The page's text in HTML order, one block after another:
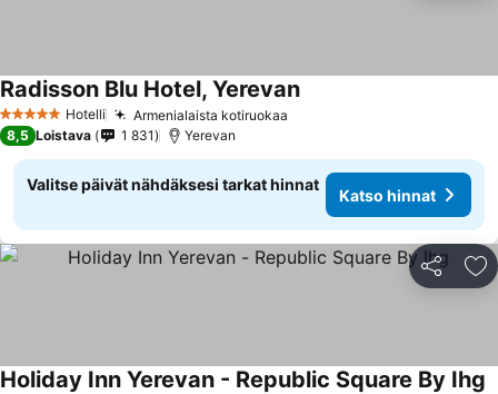
5 Tähtiluokitus
Hotelli Armenialaista kotiruokaa
Radisson Blu Hotel, YerevanKatso hinnat
8,5 Loistava 1 831 Yerevan
Valitse päivät nähdäksesi tarkat hinnat
Katso hinnat
Jaa
Holiday Inn Yerevan - Republic Square By Ihg